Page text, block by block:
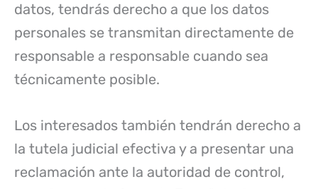
datos, tendrás derecho a que los datos
personales se transmitan directamente de
responsable a responsable cuando sea
técnicamente posible.
Los interesados también tendrán derecho a
la tutela judicial efectiva y a presentar una
reclamación ante la autoridad de control,